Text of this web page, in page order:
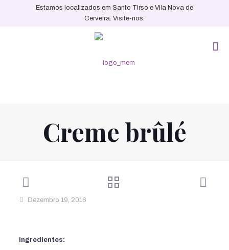
Estamos localizados em Santo Tirso e Vila Nova de
Cerveira. Visite-nos.
Creme brûlé
Dezembro 19, 2016
Ingredientes: